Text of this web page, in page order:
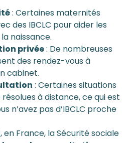
: Certaines maternités
des IBCLC pour aider les
naissance.
privée: De nombreuses
des rendez-vous à
cabinet.
: Certaines situations
à distance, ce qui est
n’avez pas d’IBCLC proche
France, la Sécurité sociale